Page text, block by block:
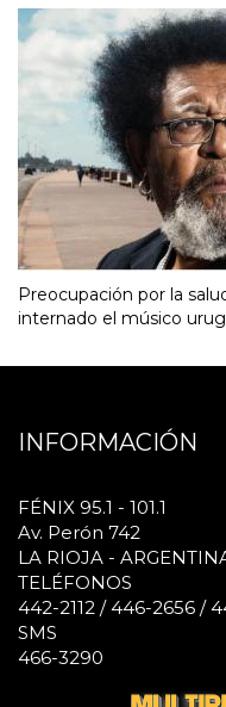
Preocupación por la
internado el músico
INFORMACIÓN
FÉNIX 95.1 - 101.1
Av. Perón 742
LA RIOJA -
TELÉFONOS
442-2112 / 446-2656 /
SMS
466-3290